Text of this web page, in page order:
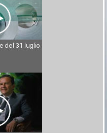
del 31 luglio